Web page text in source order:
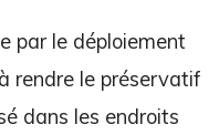
par le déploiement
rendre le préservatif
dans les endroits